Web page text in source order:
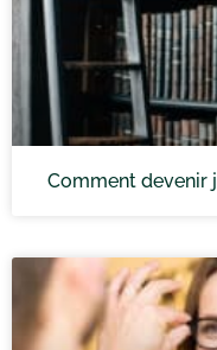
Comment devenir